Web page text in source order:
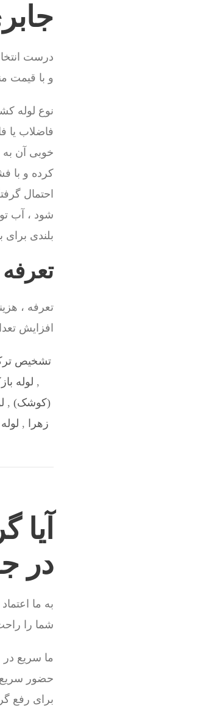
درست
و با قیمت
نوع لوله
فاضلاب یا
خوبی آن
کرده و با
احتمال
شود ، آب
بلندی برای
تعرفه ،
افزایش
تشخیص
, لوله
(کوشک) ,
زهرا
,
در
به ما
شما را
ما سریع
حضور
برای رفع